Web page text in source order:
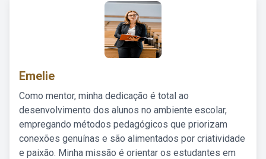
Emelie
Como mentor, minha dedicação é total ao
desenvolvimento dos alunos no ambiente escolar,
empregando métodos pedagógicos que priorizam
conexões genuínas e são alimentados por criatividade
e paixão. Minha missão é orientar os estudantes em